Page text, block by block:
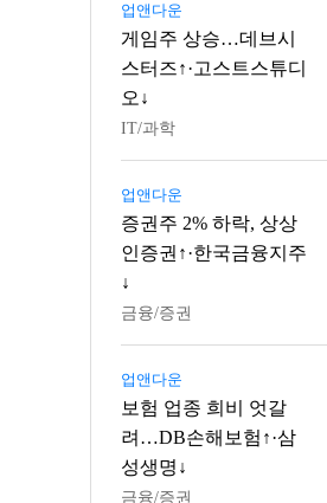
업앤다운
게임주 상승…데브시
스터즈↑·고스트스튜디
오↓
IT/과학
업앤다운
증권주 2% 하락, 상상
인증권↑·한국금융지주
↓
금융/증권
업앤다운
보험 업종 희비 엇갈
려…DB손해보험↑·삼
성생명↓
금융/증권